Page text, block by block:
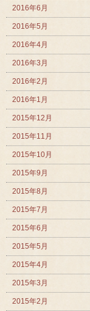
2016年6月
2016年5月
2016年4月
2016年3月
2016年2月
2016年1月
2015年12月
2015年11月
2015年10月
2015年9月
2015年8月
2015年7月
2015年6月
2015年5月
2015年4月
2015年3月
2015年2月